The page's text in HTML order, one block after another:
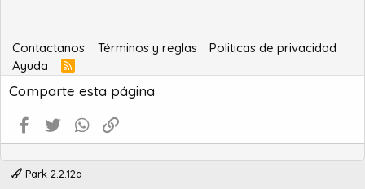
Contactanos Términos y reglas
Politicas de privacidad
Ayuda
R
S
S
Comparte esta página
Facebook
Twitter WhatsApp
Park 2.2.12a